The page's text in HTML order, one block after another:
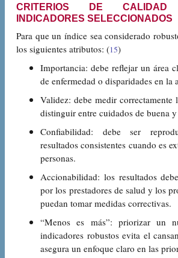
CRITERIOS DE
INDICADORES SELECCIONADOS
Para que un índice sea considerado
los siguientes atributos: (15)
Importancia: debe reflejar un área
de enfermedad o disparidades en la
Validez: debe medir correctamente
distinguir entre cuidados de buena
Confiabilidad: debe ser
resultados consistentes cuando es
personas.
Accionabilidad: los resultados
por los prestadores de salud y los
puedan tomar medidas correctivas.
“Menos es más”: priorizar un
indicadores robustos evita el
asegura un enfoque claro en las